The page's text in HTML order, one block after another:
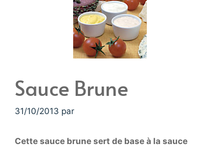
Sauce Brune
31/10/2013 par
Cette sauce brune sert de base à la sauce